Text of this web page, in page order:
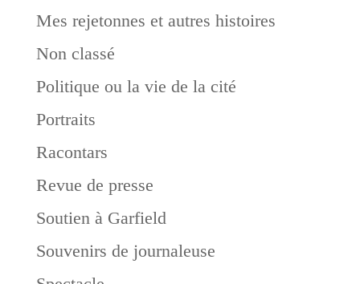
Mes rejetonnes et autres histoires
Non classé
Politique ou la vie de la cité
Portraits
Racontars
Revue de presse
Soutien à Garfield
Souvenirs de journaleuse